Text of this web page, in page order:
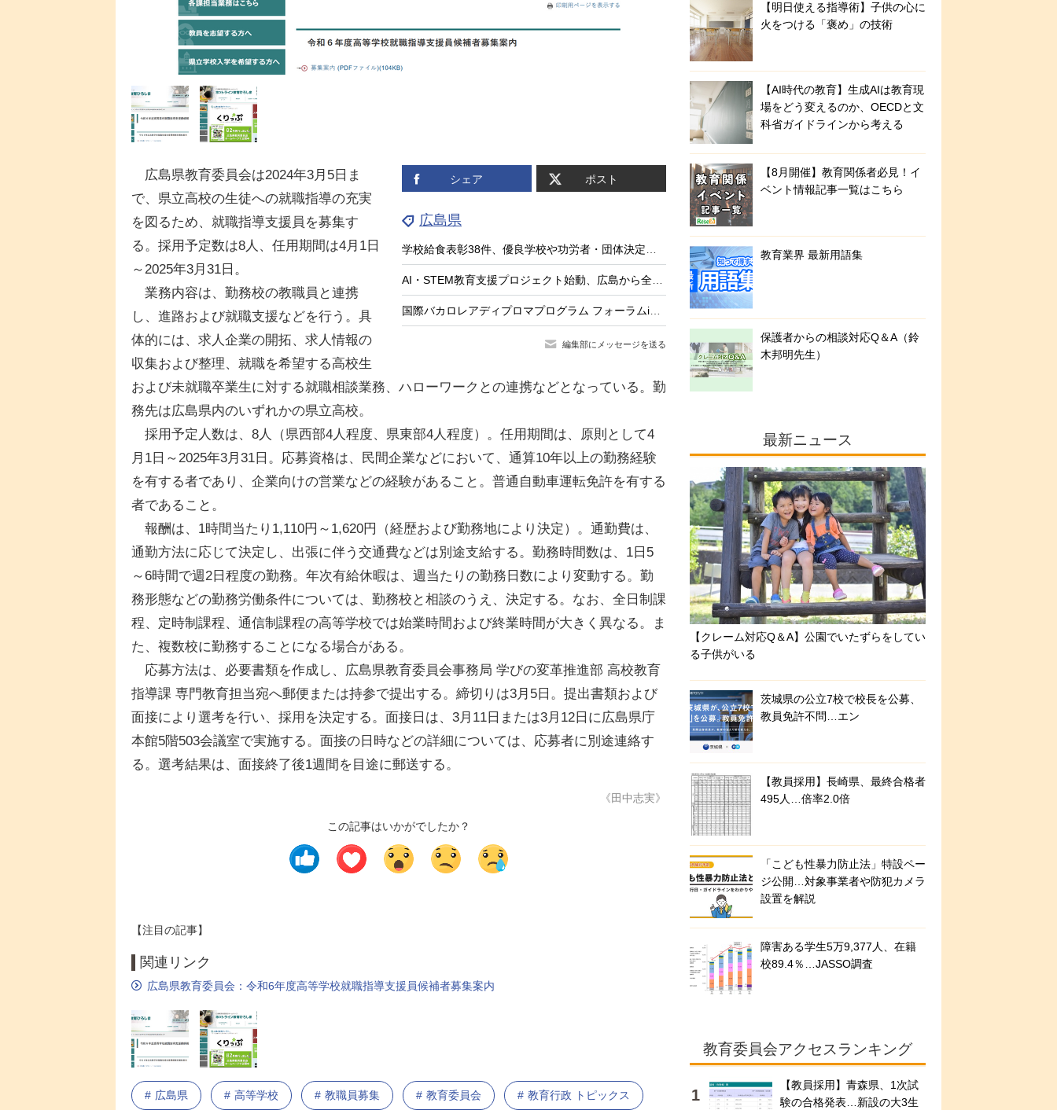
シェア ポスト
広島県
学校給食表彰38件、優良学校や功労者・団体決定…7/28に表彰式
AI・STEM教育支援プロジェクト始動、広島から全国へ…みんなのコード
国際バカロレアディプロマプログラム フォーラムin広島7/25
編集部にメッセージを送る
広島県教育委員会は2024年3月5日ま
で、県立高校の生徒への就職指導の充実
を図るため、就職指導支援員を募集す
る。採用予定数は8人、任用期間は4月1日
～2025年3月31日。
業務内容は、勤務校の教職員と連携
し、進路および就職支援などを行う。具
体的には、求人企業の開拓、求人情報の
収集および整理、就職を希望する高校生
および未就職卒業生に対する就職相談業務、ハローワークとの連携などとなっている。勤
務先は広島県内のいずれかの県立高校。
採用予定人数は、8人（県西部4人程度、県東部4人程度）。任用期間は、原則として4
月1日～2025年3月31日。応募資格は、民間企業などにおいて、通算10年以上の勤務経験
を有する者であり、企業向けの営業などの経験があること。普通自動車運転免許を有する
者であること。
報酬は、1時間当たり1,110円～1,620円（経歴および勤務地により決定）。通勤費は、
通勤方法に応じて決定し、出張に伴う交通費などは別途支給する。勤務時間数は、1日5
～6時間で週2日程度の勤務。年次有給休暇は、週当たりの勤務日数により変動する。勤
務形態などの勤務労働条件については、勤務校と相談のうえ、決定する。なお、全日制課
程、定時制課程、通信制課程の高等学校では始業時間および終業時間が大きく異なる。ま
た、複数校に勤務することになる場合がある。
応募方法は、必要書類を作成し、広島県教育委員会事務局 学びの変革推進部 高校教育
指導課 専門教育担当宛へ郵便または持参で提出する。締切りは3月5日。提出書類および
面接により選考を行い、採用を決定する。面接日は、3月11日または3月12日に広島県庁
本館5階503会議室で実施する。面接の日時などの詳細については、応募者に別途連絡す
る。選考結果は、面接終了後1週間を目途に郵送する。
《田中志実》
この記事はいかがでしたか？
【注目の記事】
関連リンク
広島県教育委員会：令和6年度高等学校就職指導支援員候補者募集案内
広島県 高等学校 教職員募集 教育委員会 教育行政 トピックス
【明日使える指導術】子供の心に
火をつける「褒め」の技術
【AI時代の教育】生成AIは教育現
場をどう変えるのか、OECDと文
科省ガイドラインから考える
【8月開催】教育関係者必見！イ
ベント情報記事一覧はこちら
教育業界 最新用語集
保護者からの相談対応Q＆A（鈴
木邦明先生）
最新ニュース
【クレーム対応Q＆A】公園でいたずらをしてい
る子供がいる
茨城県の公立7校で校長を公募、
教員免許不問…エン
【教員採用】長崎県、最終合格者
495人…倍率2.0倍
「こども性暴力防止法」特設ペー
ジ公開…対象事業者や防犯カメラ
設置を解説
障害ある学生5万9,377人、在籍
校89.4％…JASSO調査
教育委員会アクセスランキング
【教員採用】青森県、1次試
験の合格発表…新設の大3生